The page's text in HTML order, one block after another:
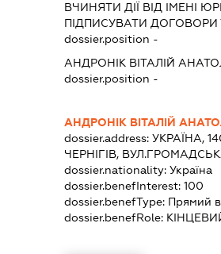
ВЧИНЯТИ ДІЇ ВІД ІМЕНІ
ПІДПИСУВАТИ ДОГОВОРИ
dossier.position -
АНДРОНІК ВІТАЛІЙ
dossier.position -
АНДРОНІК ВІТАЛІЙ
dossier.address:УКРАЇНА,
ЧЕРНІГІВ,
dossier.nationality:Україна
dossier.benefInterest:100
dossier.benefType: Прямий
dossier.benefRole: